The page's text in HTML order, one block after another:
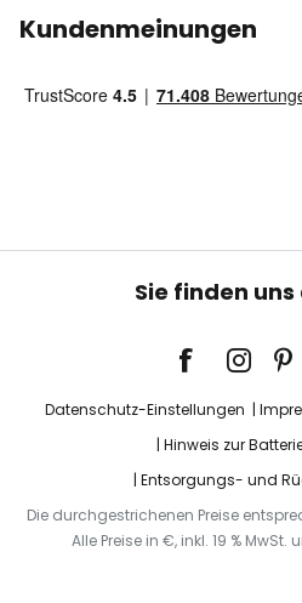
Kundenmeinungen
Sie finden
Datenschutz-Einstellungen
Hinweis zur
Entsorgungs- und
Die durchgestrichenen Preise
Alle Preise in €, inkl. 19 %